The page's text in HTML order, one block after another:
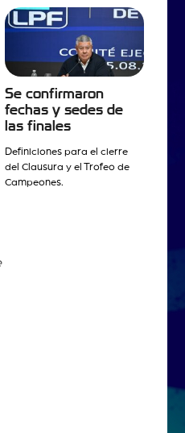
Se confirmaron
fechas y sedes de
las finales
Definiciones para el cierre
del Clausura y el Trofeo de
Campeones.